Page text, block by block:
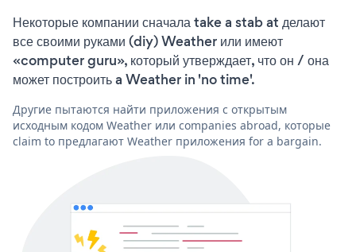
Некоторые компании сначала take a stab at делают
все своими руками (diy) Weather или имеют
«computer guru», который утверждает, что он / она
может построить a Weather in 'no time'.
Другие пытаются найти приложения с открытым
исходным кодом Weather или companies abroad, которые
claim to предлагают Weather приложения for a bargain.